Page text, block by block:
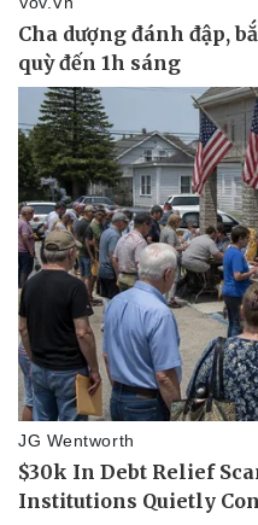
Vụ án
Tin nóng
Tư vấn luật